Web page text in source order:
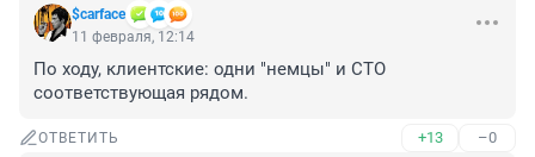
$carface
11 февраля, 12:14
По ходу, клиентские: одни "немцы" и СТО
соответствующая рядом.
ОТВЕТИТЬ +13 –0